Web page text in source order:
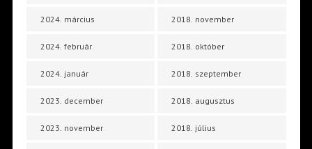
2024. március
2024. február
2024. január
2023. december
2023. november
2018. november
2018. október
2018. szeptember
2018. augusztus
2018. július